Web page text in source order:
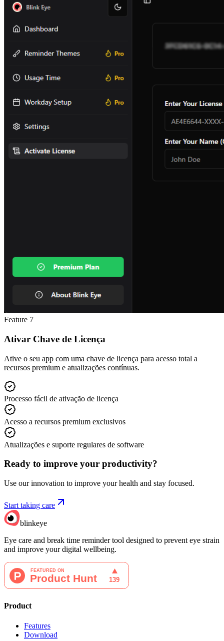
Feature 7
Ativar Chave de Licença
Ative o seu app com uma chave de licença para acesso total a
recursos premium e atualizações contínuas.
Processo fácil de ativação de licença
Acesso a recursos premium exclusivos
Atualizações e suporte regulares de software
Ready to improve your productivity?
Use our innovation to improve your health and stay focused.
Start taking care
blinkeye
Eye care and break time reminder tool designed to prevent eye strain
and improve your digital wellbeing.
Product
Features
Download